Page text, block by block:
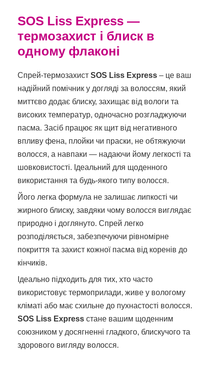
SOS Liss Express —
термозахист і блиск в
одному флаконі
Спрей-термозахист SOS Liss Express – це ваш
надійний помічник у догляді за волоссям, який
миттєво додає блиску, захищає від вологи та
високих температур, одночасно розгладжуючи
пасма. Засіб працює як щит від негативного
впливу фена, плойки чи праски, не обтяжуючи
волосся, а навпаки — надаючи йому легкості та
шовковистості. Ідеальний для щоденного
використання та будь-якого типу волосся.
Його легка формула не залишає липкості чи
жирного блиску, завдяки чому волосся виглядає
природно і доглянуто. Спрей легко
розподіляється, забезпечуючи рівномірне
покриття та захист кожної пасма від коренів до
кінчиків.
Ідеально підходить для тих, хто часто
використовує термоприлади, живе у вологому
кліматі або має схильне до пухнастості волосся.
SOS Liss Express стане вашим щоденним
союзником у досягненні гладкого, блискучого та
здорового вигляду волосся.